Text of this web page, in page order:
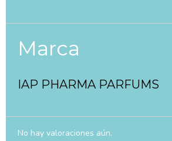
Marca
IAP PHARMA PARFUMS
No hay valoraciones aún.